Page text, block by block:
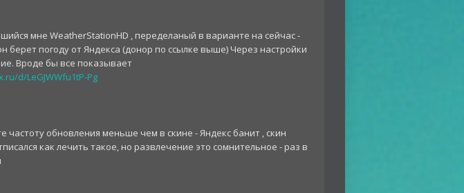
мне WeatherStationHD , переделаный в варианте на сейчас -
берет погоду от Яндекса (донор по ссылке выше) Через настройки
Вроде бы все показывает
d/LeGJWWfu1tP-Pg
частоту обновления меньше чем в скине - Яндекс банит , скин
как лечить такое, но развлечение это сомнительное - раз в